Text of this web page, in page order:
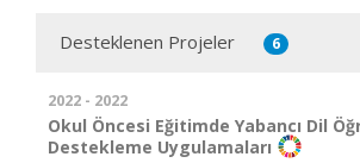
Desteklenen Projeler 6
2022 - 2022
Okul Öncesi Eğitimde Yabancı Dil
Destekleme Uygulamaları